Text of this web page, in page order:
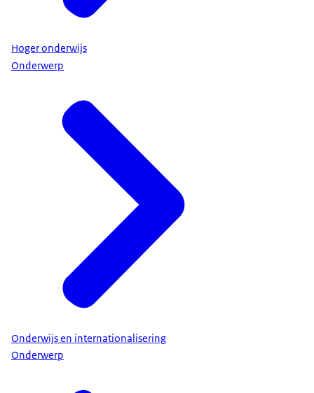
Hoger onderwijs
Onderwerp
Onderwijs en internationalisering
Onderwerp